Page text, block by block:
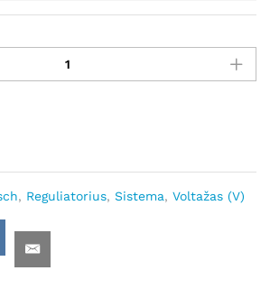
, Reguliatorius, Sistema, Voltažas (V)